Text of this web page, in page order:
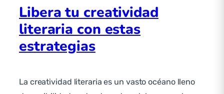
Libera tu creatividad
literaria con estas
estrategias
La creatividad literaria es un vasto océano lleno